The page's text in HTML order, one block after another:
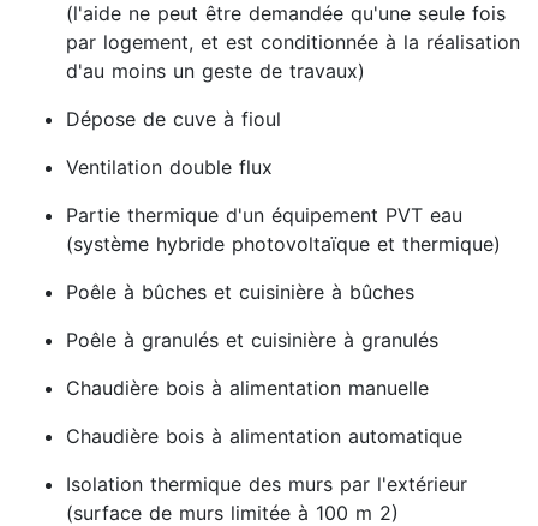
(l'aide ne peut être demandée qu'une seule fois
par logement, et est conditionnée à la réalisation
d'au moins un geste de travaux)
Dépose de cuve à fioul
Ventilation double flux
Partie thermique d'un équipement PVT eau
(système hybride photovoltaïque et thermique)
Poêle à bûches et cuisinière à bûches
Poêle à granulés et cuisinière à granulés
Chaudière bois à alimentation manuelle
Chaudière bois à alimentation automatique
Isolation thermique des murs par l'extérieur
(surface de murs limitée à 100 m 2)